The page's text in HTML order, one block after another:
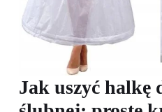
Jak uszyć halkę